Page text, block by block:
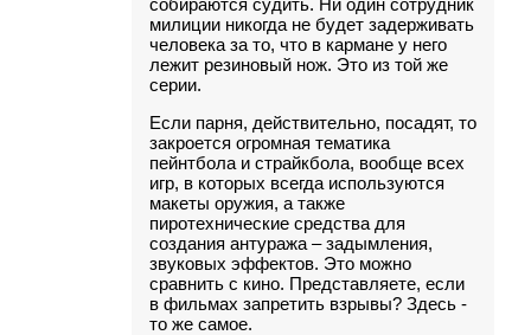
собираются судить. Ни один сотрудник
милиции никогда не будет задерживать
человека за то, что в кармане у него
лежит резиновый нож. Это из той же
серии.
Если парня, действительно, посадят, то
закроется огромная тематика
пейнтбола и страйкбола, вообще всех
игр, в которых всегда используются
макеты оружия, а также
пиротехнические средства для
создания антуража – задымления,
звуковых эффектов. Это можно
сравнить с кино. Представляете, если
в фильмах запретить взрывы? Здесь -
то же самое.